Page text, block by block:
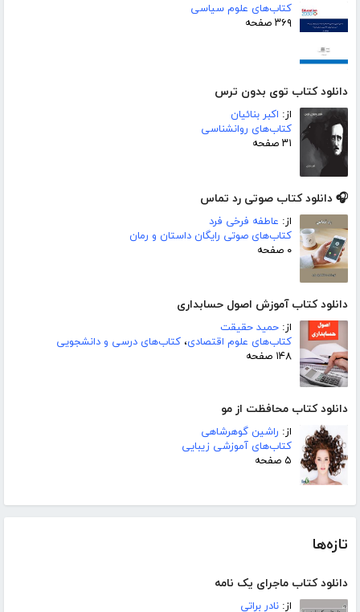
کتاب‌های علوم سیاسی
۳۶۹ صفحه
دانلود کتاب توی بدون ترس
از: اکبر بنائیان
کتاب‌های روانشناسی
۳۱ صفحه
🎧 دانلود کتاب صوتی رد تماس
از: عاطفه فرخی فرد
کتاب‌های صوتی رایگان داستان و رمان
۰ صفحه
دانلود کتاب آموزش اصول حسابداری
از: حمید حقیقت
کتاب‌های علوم اقتصادی، کتاب‌های درسی و دانشجویی
۱۴۸ صفحه
دانلود کتاب محافظت از مو
از: راشین گوهرشاهی
کتاب‌های آموزشی زیبایی
۵ صفحه
تازه‌ها
دانلود کتاب ماجرای یک نامه
از: نادر براتی